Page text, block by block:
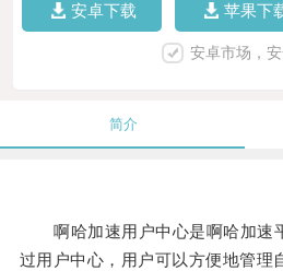
安卓下载 苹果下
安卓市场，
简介
啊哈加速用户中心是啊哈加速
过用户中心，用户可以方便地管理